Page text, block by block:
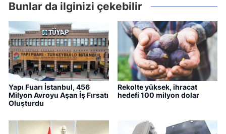
Bunlar da ilginizi çekebilir
Yapı Fuarı İstanbul, 456
Milyon Avroyu Aşan İş Fırsatı
Oluşturdu
Rekolte yüksek, ihracat
hedefi 100 milyon dolar